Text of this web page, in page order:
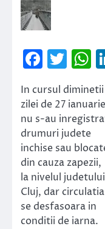
In cursul diminetii
zilei de 27
nu s-au
drumuri judete
inchise sau
din cauza zapezii,
la nivelul judetului
Cluj, dar circulatia
se desfasoara in
conditii de iarna.